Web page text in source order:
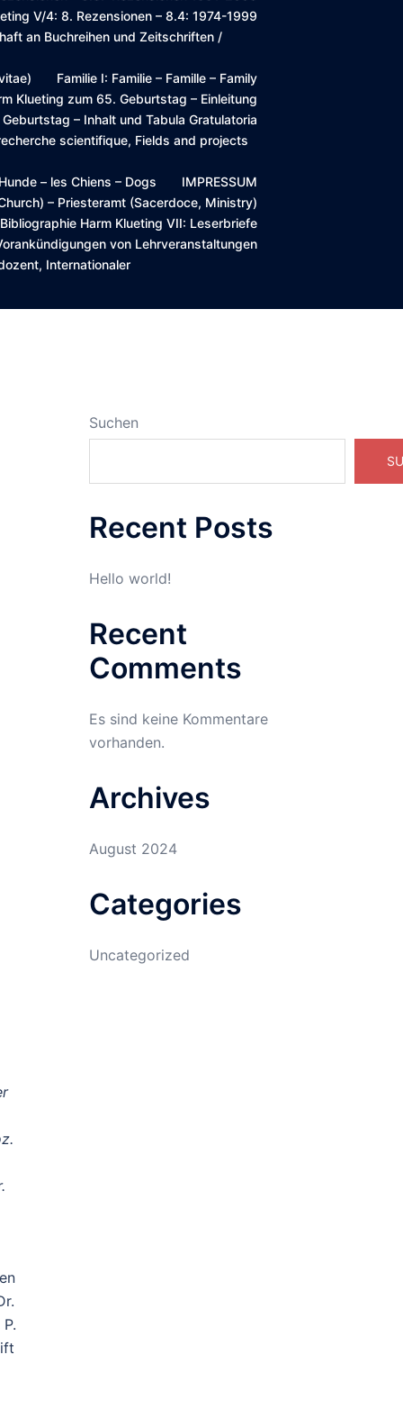
V/4: 8. Rezensionen – 8.4: 1974-1999
an Buchreihen und Zeitschriften /
Familie I: Familie – Famille – Family
Klueting zum 65. Geburtstag – Einleitung
– Inhalt und Tabula Gratulatoria
scientifique, Fields and projects
– les Chiens – Dogs
IMPRESSUM
– Priesteramt (Sacerdoce, Ministry)
Harm Klueting VII: Leserbriefe
von Lehrveranstaltungen
Internationaler
Suchen
Recent Posts
Hello world!
Recent
Comments
Es sind keine Kommentare
vorhanden.
Archives
August 2024
Categories
Uncategorized